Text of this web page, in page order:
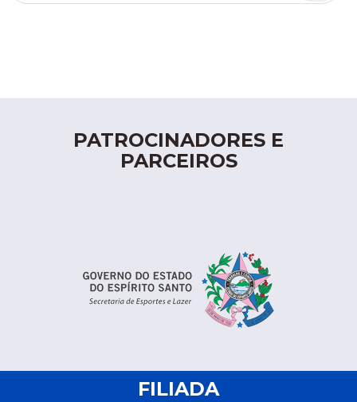
PATROCINADORES E
PARCEIROS
FILIADA